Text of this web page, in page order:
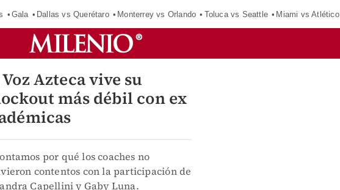
Gala Dallas vs Querétaro Monterrey vs Orlando Toluca vs Seattle Miami vs Atlético
Azteca vive su
más débil con ex
por qué los coaches no
contentos con la participación de
Capellini y Gaby Luna.